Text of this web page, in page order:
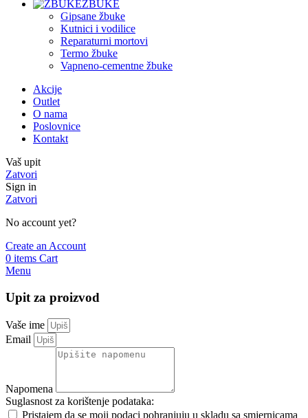
ŽBUKE
Gipsane žbuke
Kutnici i vodilice
Reparaturni mortovi
Termo žbuke
Vapneno-cementne žbuke
Akcije
Outlet
O nama
Poslovnice
Kontakt
Vaš upit
Zatvori
Sign in
Zatvori
No account yet?
Create an Account
0 items Cart
Menu
Upit za proizvod
Vaše ime
Email
Napomena
Suglasnost za korištenje podataka:
Pristajem da se moji podaci pohranjuju u skladu sa smjernicama